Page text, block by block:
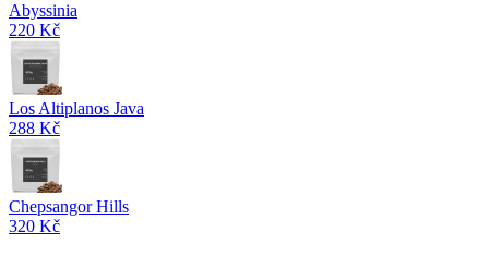
Abyssinia
220 Kč
Los Altiplanos Java
288 Kč
Chepsangor Hills
320 Kč